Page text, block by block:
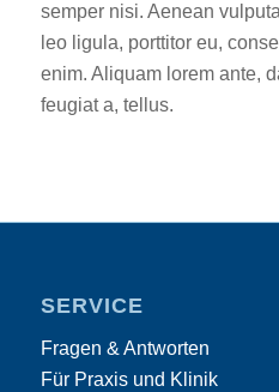
semper nisi. Aenean
leo ligula, porttitor eu,
enim. Aliquam lorem ante,
feugiat a, tellus.
SERVICE
Fragen & Antworten
Für Praxis und Klinik